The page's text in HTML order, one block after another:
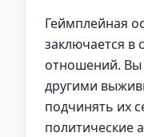
Геймплейная
заключается в
отношений. Вы
другими
подчинять их
политические